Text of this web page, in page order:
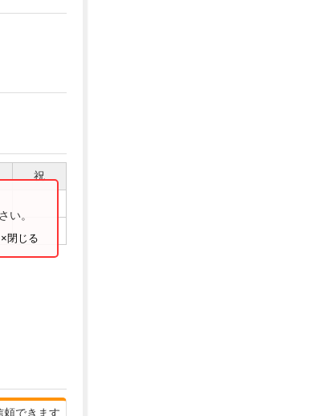
祝
い。
×閉じる
頼できます